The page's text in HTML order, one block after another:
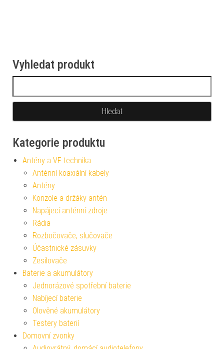
Vyhledat produkt
Kategorie produktu
Antény a VF technika
Anténní koaxiální kabely
Antény
Konzole a držáky antén
Napájecí anténní zdroje
Rádia
Rozbočovače, slučovače
Účastnické zásuvky
Zesilovače
Baterie a akumulátory
Jednorázové spotřební baterie
Nabíjecí baterie
Olověné akumulátory
Testery baterií
Domovní zvonky